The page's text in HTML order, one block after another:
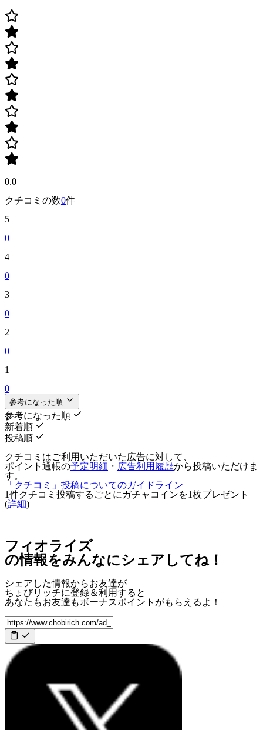
0.0
クチコミの数0件
5
0
4
0
3
0
2
0
1
0
参考になった順
参考になった順
新着順
投稿順
クチコミはご利用いただいた広告に対して、
ポイント通帳の予定明細 ・ 広告利用履歴から投稿いただけま
す。
「クチコミ」投稿についてのガイドライン
1件クチコミ投稿するごとに ガチャコインを1枚プレゼント
(詳細)
フィオライズ
の情報をみんなにシェアしてね！
シェアした情報からお友達が
ちょびリッチに登録＆利用すると
あなたもお友達もボーナスポイント がもらえるよ！